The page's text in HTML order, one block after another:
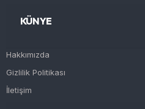
KÜNYE
Hakkımızda
Gizlilik Politikası
İletişim